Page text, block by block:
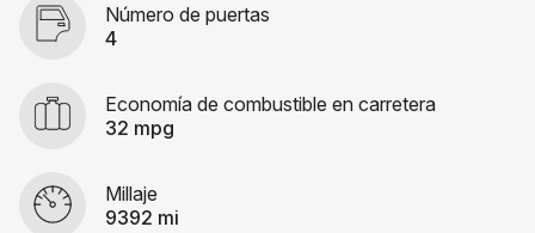
Número de puertas
4
Economía de combustible en carretera
32 mpg
Millaje
9392 mi